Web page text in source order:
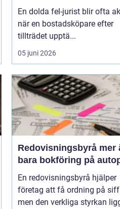
ansvar fördelas vid
bostadsköp
En dolda fel-jurist blir ofta
när en bostadsköpare efter
tillträdet upptä...
05 juni 2026
Redovisningsbyrå mer än
bara bokföring på
En redovisningsbyrå hjälper
företag att få ordning på
men den verkliga styrkan